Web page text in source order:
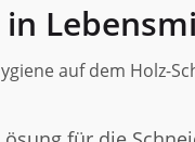
auf dem Holz-